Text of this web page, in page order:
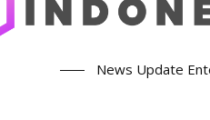
News Update